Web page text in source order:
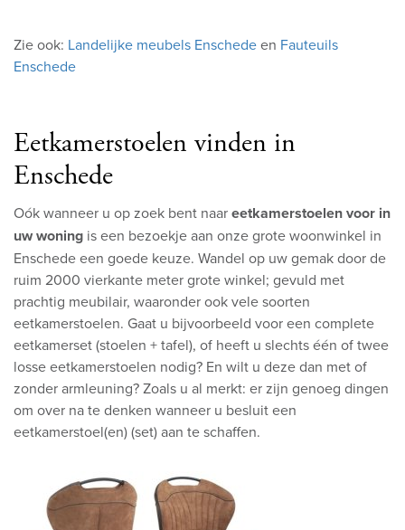
Zie ook: Landelijke meubels Enschedeen Fauteuils
Enschede
Eetkamerstoelen vinden in
Enschede
Oók wanneer u op zoek bent naareetkamerstoelen voor in
uw woning is een bezoekje aan onze grote woonwinkel in
Enschede een goede keuze. Wandel op uw gemak door de
ruim 2000 vierkante meter grote winkel; gevuld met
prachtig meubilair, waaronder ook vele soorten
eetkamerstoelen. Gaat u bijvoorbeeld voor een complete
eetkamerset (stoelen + tafel), of heeft u slechts één of twee
losse eetkamerstoelen nodig? En wilt u deze dan met of
zonder armleuning? Zoals u al merkt: er zijn genoeg dingen
om over na te denken wanneer u besluit een
eetkamerstoel(en) (set) aan te schaffen.